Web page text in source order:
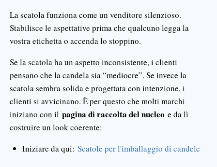
La scatola funziona come un venditore silenzioso.
Stabilisce le aspettative prima che qualcuno legga la
vostra etichetta o accenda lo stoppino.
Se la scatola ha un aspetto inconsistente, i clienti
pensano che la candela sia “mediocre”. Se invece la
scatola sembra solida e progettata con intenzione, i
clienti si avvicinano. È per questo che molti marchi
iniziano con il pagina di raccolta del nucleo e da lì
costruire un look coerente:
Iniziare da qui: Scatole per l'imballaggio di candele